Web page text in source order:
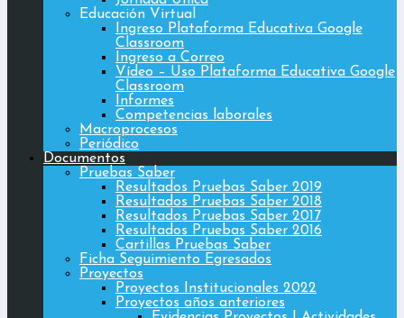
Educación Virtual
Ingreso Plataforma Educativa Google
Classroom
Ingreso a Correo
Vídeo – Uso Plataforma Educativa Google
Classroom
Informes
Competencias laborales
Macroprocesos
Periódico
Documentos
Pruebas Saber
Resultados Pruebas Saber 2019
Resultados Pruebas Saber 2018
Resultados Pruebas Saber 2017
Resultados Pruebas Saber 2016
Cartillas Pruebas Saber
Ficha Seguimiento Egresados
Proyectos
Proyectos Institucionales 2022
Proyectos años anteriores